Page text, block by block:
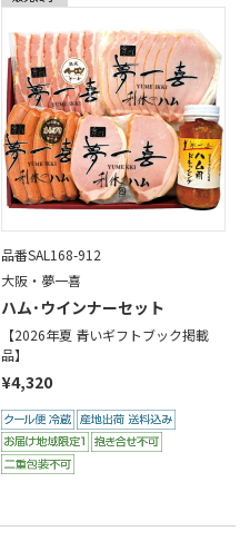
品番SAL168-912
大阪・夢一喜
ハム･ウインナーセット
【2026年夏 青いギフトブック掲載
品】
¥4,320